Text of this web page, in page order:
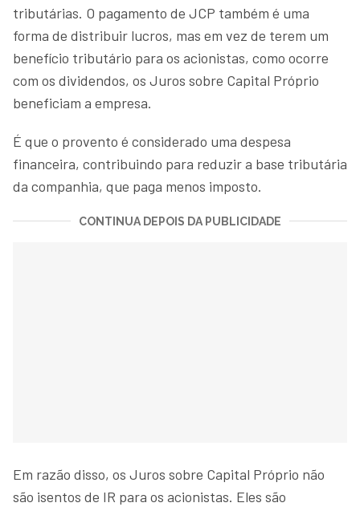
tributárias. O pagamento de JCP também é uma
forma de distribuir lucros, mas em vez de terem um
benefício tributário para os acionistas, como ocorre
com os dividendos, os Juros sobre Capital Próprio
beneficiam a empresa.
É que o provento é considerado uma despesa
financeira, contribuindo para reduzir a base tributária
da companhia, que paga menos imposto.
CONTINUA DEPOIS DA PUBLICIDADE
Em razão disso, os Juros sobre Capital Próprio não
são isentos de IR para os acionistas. Eles são